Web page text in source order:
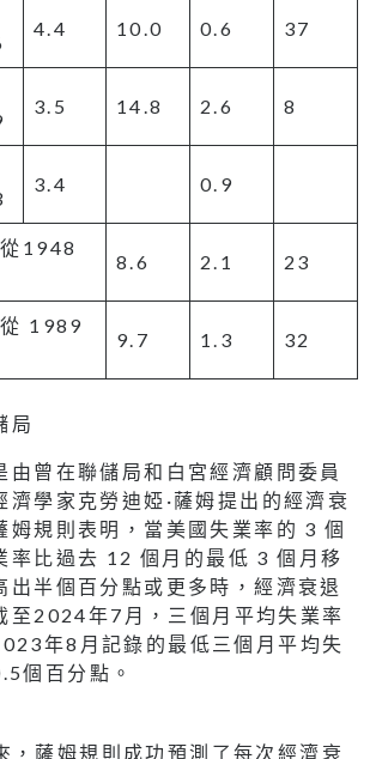
4.4 10.0 0.6 37
3.5 14.8 2.6 8
3.4 0.9
1948
8.6 2.1 23
1989
9.7 1.3 32
局
由曾在聯儲局和白宮經濟顧問委員
濟學家克勞迪婭·薩姆提出的經濟衰
姆規則表明，當美國失業率的 3 個
率比過去 12 個月的最低 3 個月移
出半個百分點或更多時，經濟衰退
至2024年7月，三個月平均失業率
年8月記錄的最低三個月平均失
個百分點。
，薩姆規則成功預測了每次經濟衰